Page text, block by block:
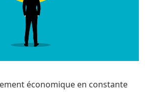
économique en constante